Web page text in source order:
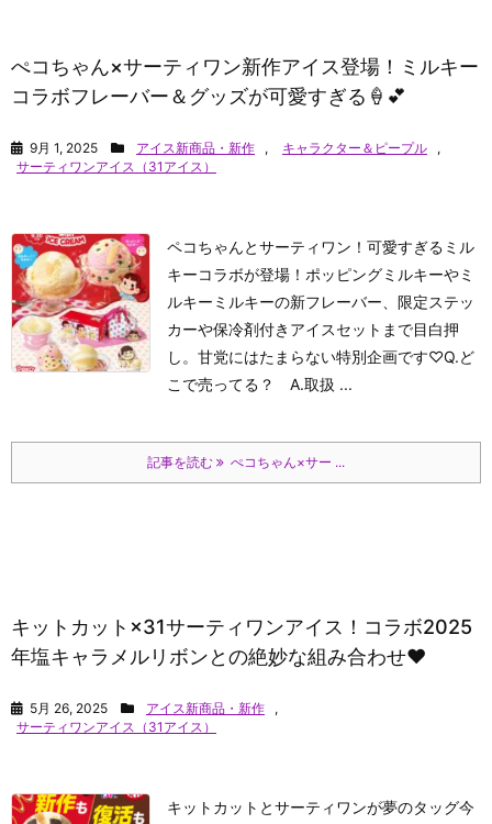
ぺコちゃん×サーティワン新作アイス登場！ミルキー
コラボフレーバー＆グッズが可愛すぎる🍦💕
9月 1, 2025 アイス新商品・新作 , キャラクター＆ピープル
,
サーティワンアイス（31アイス）
ペコちゃんとサーティワン！可愛すぎるミル
キーコラボが登場！ポッピングミルキーやミ
ルキーミルキーの新フレーバー、限定ステッ
カーや保冷剤付きアイスセットまで目白押
し。甘党にはたまらない特別企画です♡Q.ど
こで売ってる？ A.取扱 ...
記事を読む ぺコちゃん×サー ...
キットカット×31サーティワンアイス！コラボ2025
年塩キャラメルリボンとの絶妙な組み合わせ♥
5月 26, 2025 アイス新商品・新作
,
サーティワンアイス（31アイス）
キットカットとサーティワンが夢のタッグ今